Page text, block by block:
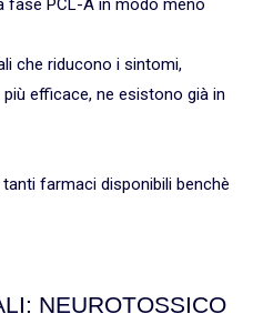
fase PCL-A in modo meno
che riducono i sintomi,
efficace, ne esistono già in
farmaci disponibili benchè
NEUROTOSSICO